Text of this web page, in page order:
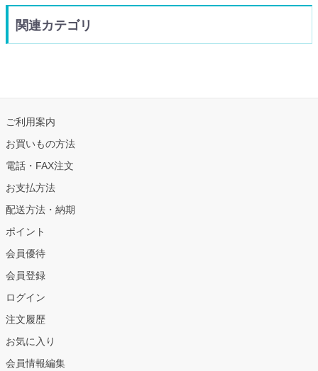
関連カテゴリ
ご利用案内
お買いもの方法
電話・FAX注文
お支払方法
配送方法・納期
ポイント
会員優待
会員登録
ログイン
注文履歴
お気に入り
会員情報編集